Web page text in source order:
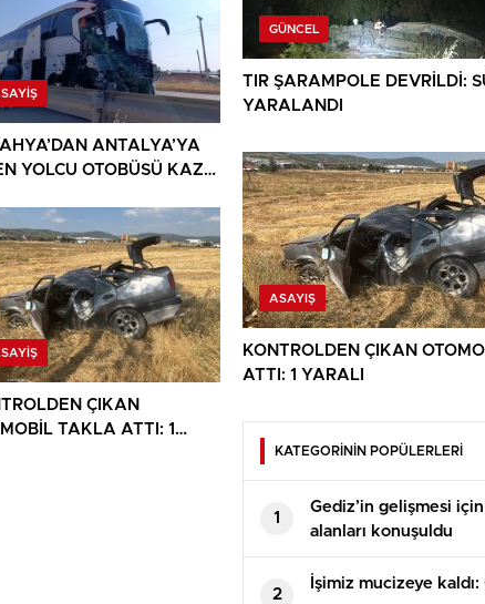
ANTALYA’YA
YOLCU OTOBÜSÜ KAZA
ÇIKAN
TAKLA ATTI: 1
GÜNCEL
TIR ŞARAMPOLE DEVRİLDİ:
YARALANDI
ASAYIŞ
KONTROLDEN ÇIKAN
ATTI: 1 YARALI
KATEGORİNİN POPÜLERLERİ
1
Gediz’in gelişmesi
alanları konuşuldu
2
İşimiz mucizeye